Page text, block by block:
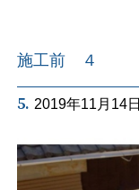
施工前 ４
5. 2019年11月14日